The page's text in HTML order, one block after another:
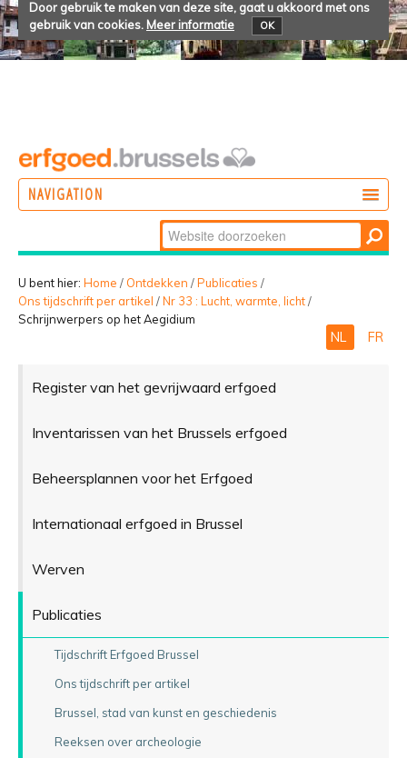
Door gebruik te maken van deze site, gaat u akkoord met ons
gebruik van cookies. Meer informatie OK
NAVIGATION
BELEVEN
Zoek
Geavanceerd
zoeken...
U bent hier: Home / Ontdekken /Publicaties /
Ons tijdschrift per artikel /Nr 33 : Lucht, warmte, licht/
Schrijnwerpers op het Aegidium
NL FR
Register van het gevrijwaard erfgoed
Inventarissen van het Brussels erfgoed
Beheersplannen voor het Erfgoed
Internationaal erfgoed in Brussel
Werven
Publicaties
Tijdschrift Erfgoed Brussel
Ons tijdschrift per artikel
Brussel, stad van kunst en geschiedenis
Reeksen over archeologie